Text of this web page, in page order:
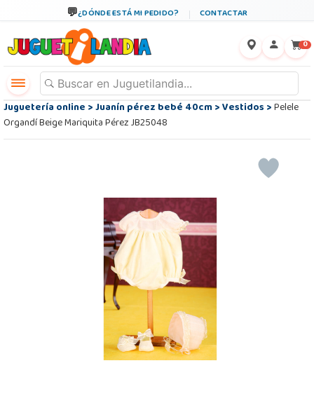
¿DÓNDE ESTÁ MI PEDIDO? CONTACTAR
0
Juguetería online>Juanín pérez bebé 40cm>Vestidos>Pelele
Organdí Beige Mariquita Pérez JB25048